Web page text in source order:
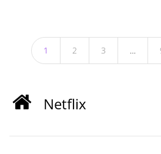
1 2 3 …
Netflix